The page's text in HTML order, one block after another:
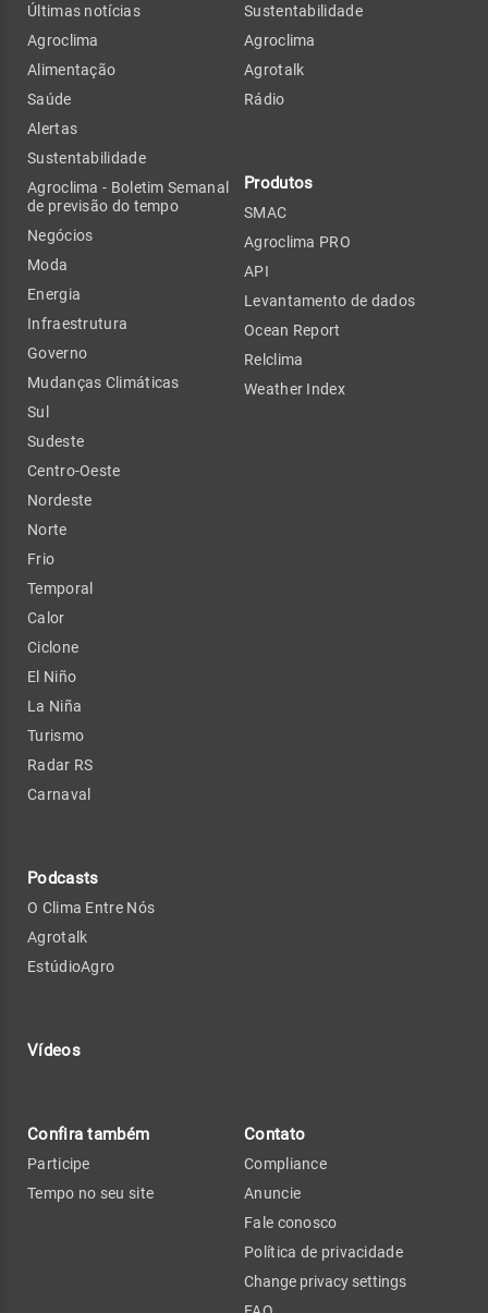
Últimas notícias
Agroclima
Alimentação
Saúde
Alertas
Sustentabilidade
Agroclima - Boletim Semanal
de previsão do tempo
Negócios
Moda
Energia
Infraestrutura
Governo
Mudanças Climáticas
Sul
Sudeste
Centro-Oeste
Nordeste
Norte
Frio
Temporal
Calor
Ciclone
El Niño
La Niña
Turismo
Radar RS
Carnaval
Podcasts
O Clima Entre Nós
Agrotalk
EstúdioAgro
Vídeos
Sustentabilidade
Agroclima
Agrotalk
Rádio
Produtos
SMAC
Agroclima PRO
API
Levantamento de dados
Ocean Report
Relclima
Weather Index
Confira também
Participe
Tempo no seu site
Contato
Compliance
Anuncie
Fale conosco
Política de privacidade
Change privacy settings